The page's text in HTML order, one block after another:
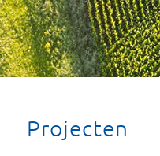
Projecten